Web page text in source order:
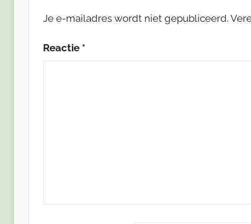
Je e-mailadres wordt niet gepubliceerd.
Reactie *